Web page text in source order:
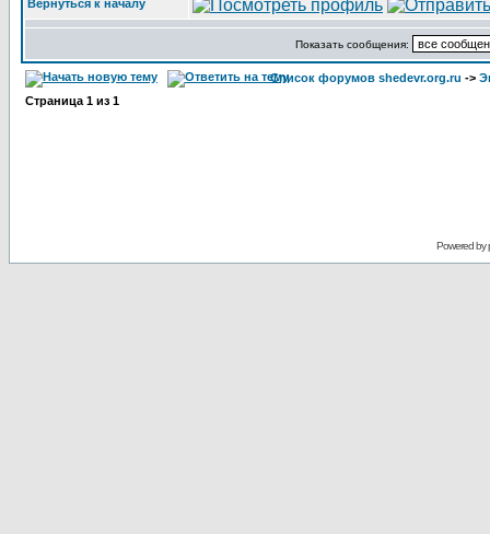
Вернуться к началу
Показать сообщения:
Список форумов shedevr.org.ru ->
Страница 1 из 1
Powered by